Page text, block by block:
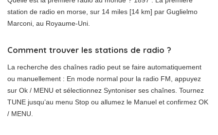
station de radio en morse, sur 14 miles [14 km] par Guglielmo
Marconi, au Royaume-Uni.
Comment trouver les stations de radio ?
La recherche des chaînes radio peut se faire automatiquement
ou manuellement : En mode normal pour la radio FM, appuyez
sur Ok / MENU et sélectionnez Syntoniser ses chaînes. Tournez
TUNE jusqu’au menu Stop ou allumez le Manuel et confirmez OK
/ MENU.